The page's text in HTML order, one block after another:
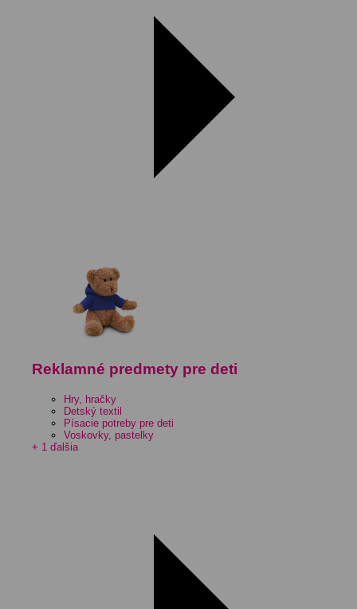
Reklamné predmety pre deti
Hry, hračky
Detský textil
Písacie potreby pre deti
Voskovky, pastelky
+ 1 ďalšia